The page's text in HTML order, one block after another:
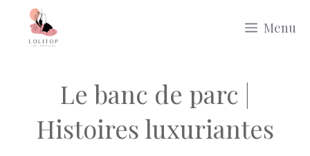
Menu
Le banc de parc |
Histoires luxuriantes